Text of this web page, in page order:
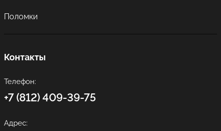
Поломки
Контакты
Телефон:
+7 (812) 409-39-75
Адрес: